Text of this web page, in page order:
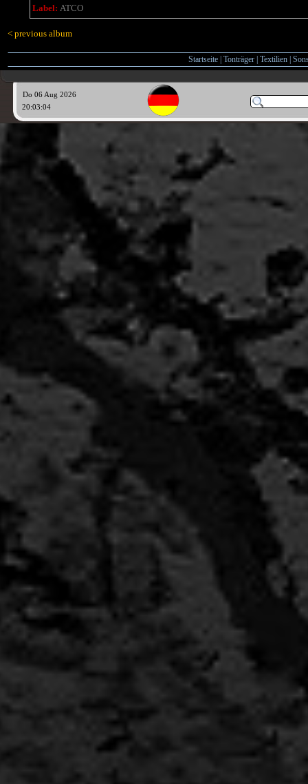
Label: ATCO
< previous album
Startseite Tonträger Textilien
Do 06 Aug 2026
20:03:05